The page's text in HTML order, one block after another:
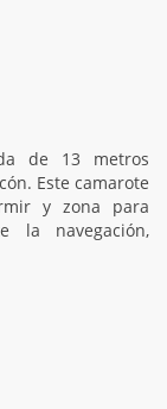
de 13 metros
Este camarote
y zona para
la navegación,